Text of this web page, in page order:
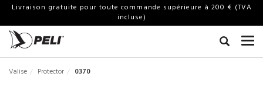
Livraison gratuite pour toute commande supérieure à 200 € (TVA
incluse)
Valise Protector 0370